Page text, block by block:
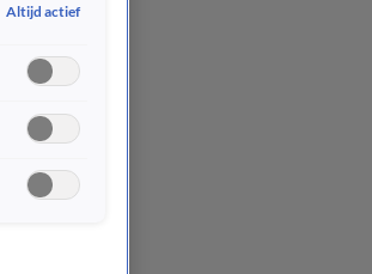
Altijd actief